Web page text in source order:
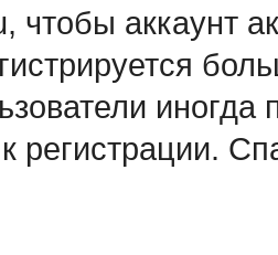
чтобы аккаунт
иногда
регистрации.